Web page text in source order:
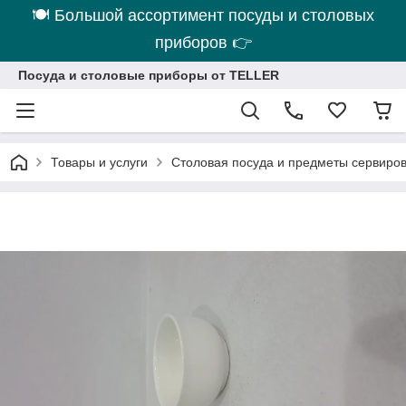
🍽 Большой ассортимент посуды и столовых
приборов 👉
Посуда и столовые приборы от TELLER
Товары и услуги Столовая посуда и предметы